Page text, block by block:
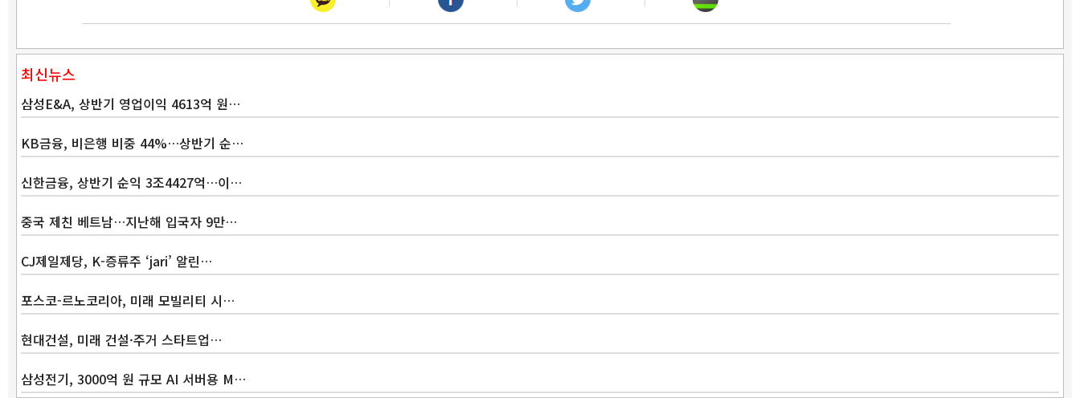
최신뉴스
삼성E&A, 상반기 영업이익 4613억 원…
KB금융, 비은행 비중 44%…상반기 순…
신한금융, 상반기 순익 3조4427억…이…
중국 제친 베트남…지난해 입국자 9만…
CJ제일제당, K-증류주 ‘jari’ 알린…
포스코-르노코리아, 미래 모빌리티 시…
현대건설, 미래 건설·주거 스타트업…
삼성전기, 3000억 원 규모 AI 서버용 M…